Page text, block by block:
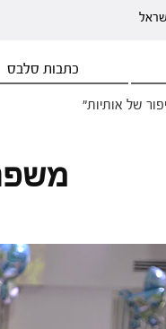
כתבות סלבס
של אותיות"